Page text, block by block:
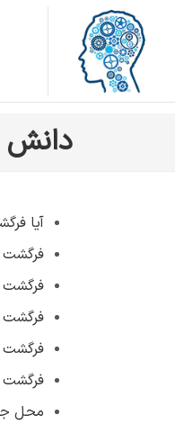
دانش
آیا
فرگشت
فرگشت
فرگشت
فرگشت
محل